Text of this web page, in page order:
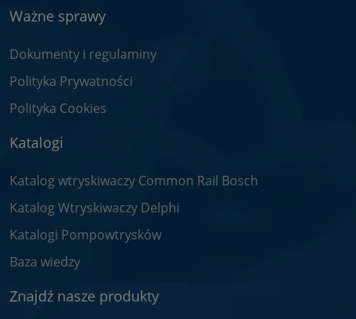
Ważne sprawy
Dokumenty i regulaminy
Polityka Prywatności
Polityka Cookies
Katalogi
Katalog wtryskiwaczy Common Rail Bosch
Katalog Wtryskiwaczy Delphi
Katalogi Pompowtrysków
Baza wiedzy
Znajdź nasze produkty